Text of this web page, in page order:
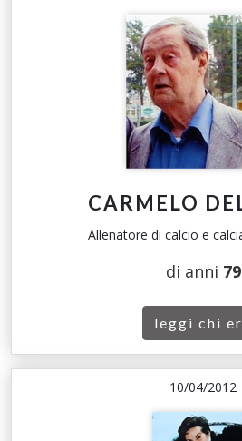
CARMELO
Allenatore di calcio e
di anni 79
leggi chi
10/04/2012